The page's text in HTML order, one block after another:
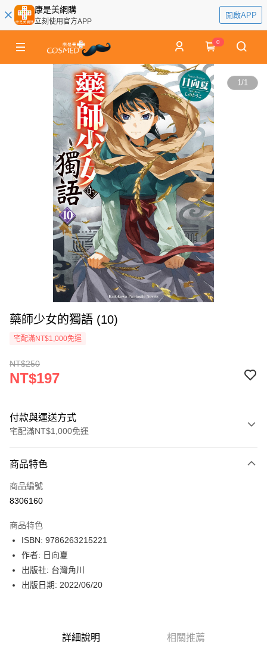
康是美網購
立刻使用官方APP
開啟APP
0
1/1
藥師少女的獨語 (10)
宅配滿NT$1,000免運
NT$250
NT$197
付款與運送方式
宅配滿NT$1,000免運
icash Pay
信用卡一次付款
LINE Pay
Apple Pay
街口支付
商品特色
商品編號
8306160
商品特色
ISBN: 9786263215221
作者: 日向夏
出版社: 台灣角川
出版日期: 2022/06/20
詳細說明 相關推薦